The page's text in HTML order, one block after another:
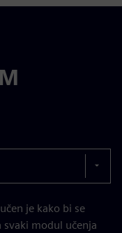
je kako bi se
modul učenja